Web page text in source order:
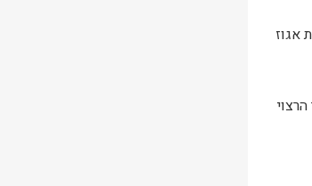
אגוז